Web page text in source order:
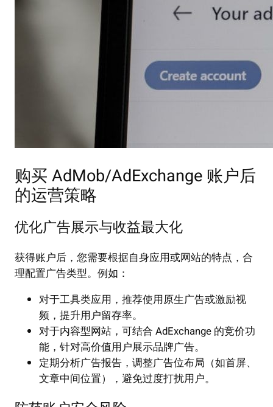
购买 AdMob/AdExchange 账户后
的运营策略
优化广告展示与收益最大化
获得账户后，您需要根据自身应用或网站的特点，合
理配置广告类型。例如：
对于工具类应用，推荐使用原生广告或激励视
频，提升用户留存率。
对于内容型网站，可结合 AdExchange 的竞价功
能，针对高价值用户展示品牌广告。
定期分析广告报告，调整广告位布局（如首屏、
文章中间位置），避免过度打扰用户。